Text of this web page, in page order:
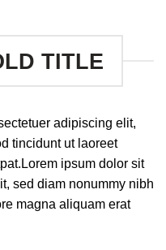
TITLE
adipiscing elit,
tincidunt ut laoreet
ipsum dolor sit
sed diam nonummy nibh
magna aliquam erat